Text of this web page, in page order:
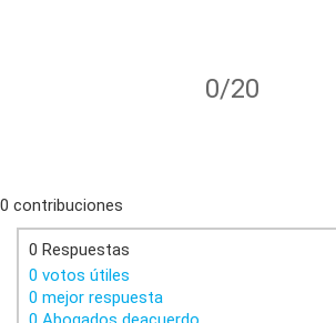
0/20
0 contribuciones
0 Respuestas
0 votos útiles
0 mejor respuesta